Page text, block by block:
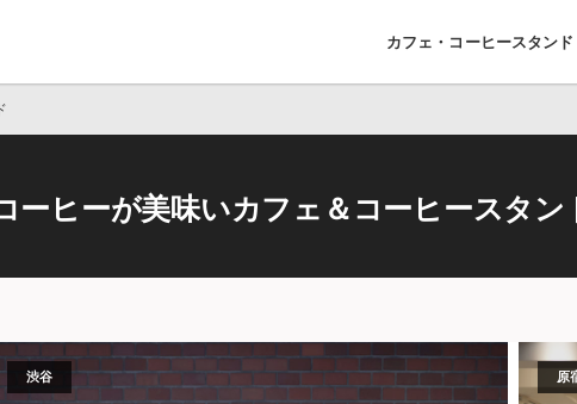
カフェ・コーヒースタンド
ーヒーが美味いカフェ＆コーヒースタン
渋谷 原